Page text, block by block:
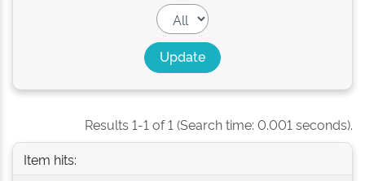
Results 1-1 of 1 (Search time: 0.001 seconds).
Item hits: